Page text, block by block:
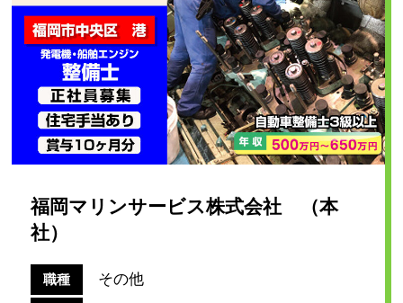
福岡マリンサービス株式会社 （本
社）
職種 その他